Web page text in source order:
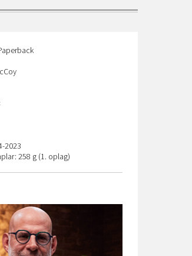
2023
258 g (1. oplag)